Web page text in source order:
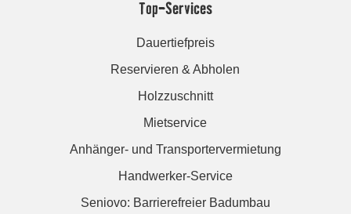
Top-Services
Dauertiefpreis
Reservieren & Abholen
Holzzuschnitt
Mietservice
Anhänger- und Transportervermietung
Handwerker-Service
Seniovo: Barrierefreier Badumbau